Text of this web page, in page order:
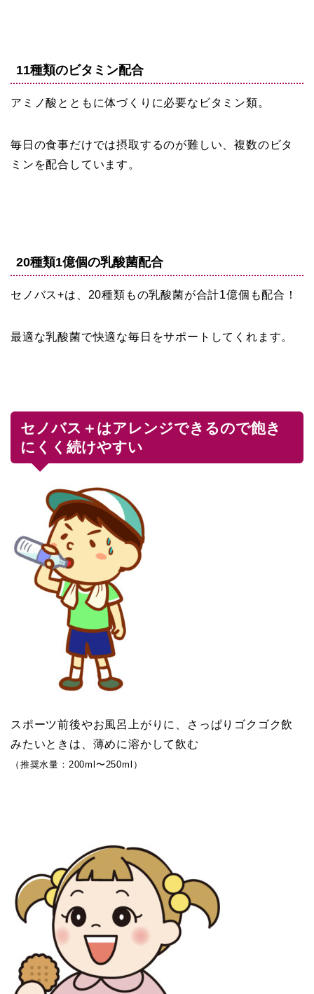
11種類のビタミン配合
アミノ酸とともに体づくりに必要なビタミン類。
毎日の食事だけでは摂取するのが難しい、複数のビタ
ミンを配合しています。
20種類1億個の乳酸菌配合
セノバス+は、20種類もの乳酸菌が合計1億個も配合！
最適な乳酸菌で快適な毎日をサポートしてくれます。
セノバス＋はアレンジできるので飽き
にくく続けやすい
スポーツ前後やお風呂上がりに、さっぱりゴクゴク飲
みたいときは、薄めに溶かして飲む
（推奨水量：200ml〜250ml）